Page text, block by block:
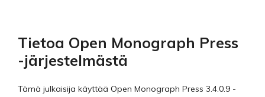
Tietoa Open Monograph Press
-järjestelmästä
Tämä julkaisija käyttää Open Monograph Press 3.4.0.9 -